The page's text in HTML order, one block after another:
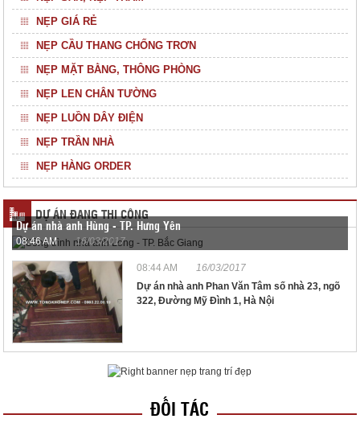
NẸP GIÁ RẺ
NẸP CẦU THANG CHỐNG TRƠN
NẸP MẶT BẰNG, THÔNG PHÒNG
NẸP LEN CHÂN TƯỜNG
NẸP LUỒN DÂY ĐIỆN
NẸP TRẦN NHÀ
NẸP HÀNG ORDER
DỰ ÁN ĐANG THI CÔNG
Dự án nhà anh Hùng - TP. Hưng Yên
08:46 AM 16/03/2017
08:44 AM
16/03/2017
Dự án nhà anh Phan Văn Tâm số nhà 23, ngõ
322, Đường Mỹ Đình 1, Hà Nội
ĐỐI TÁC